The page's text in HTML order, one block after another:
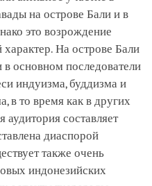
на острове Бали и в
это возрождение
На острове Бали
основном последователи
индуизма, буддизма и
в то время как в других
аудитория составляет
диаспорой
также очень
индонезийских